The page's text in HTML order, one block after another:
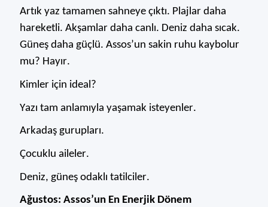
Artık yaz tamamen sahneye çıktı. Plajlar daha
hareketli. Akşamlar daha canlı. Deniz daha sıcak.
Güneş daha güçlü. Assos’un sakin ruhu kaybolur
mu? Hayır.
Kimler için ideal?
Yazı tam anlamıyla yaşamak isteyenler.
Arkadaş gurupları.
Çocuklu aileler.
Deniz, güneş odaklı tatilciler.
Ağustos: Assos’un En Enerjik Dönem